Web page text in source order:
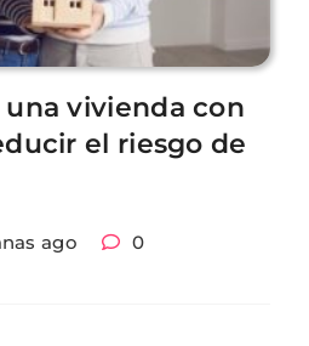
vivienda con
el riesgo de
ago 0